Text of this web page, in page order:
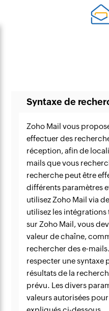
Syntaxe de
Zoho Mail vous
effectuer des
réception, afin de
mails que vous
recherche peut être
différents paramètres
utilisez Zoho Mail via
utilisez les
sur Zoho Mail, vous
valeur de chaîne,
rechercher des e-
respecter une syntaxe
résultats de la
prévu. Les divers
valeurs autorisées